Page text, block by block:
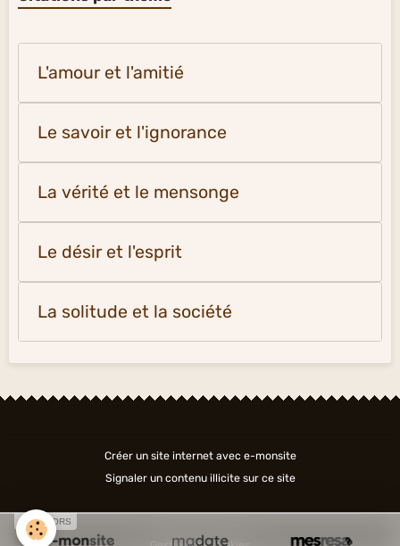
L'amour et l'amitié
Le savoir et l'ignorance
La vérité et le mensonge
Le désir et l'esprit
La solitude et la société
Créer un site internet avec e-monsite
Signaler un contenu illicite sur ce site
SPONSORS